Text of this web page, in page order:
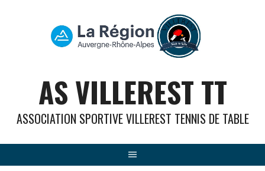
AS VILLEREST TT
ASSOCIATION SPORTIVE VILLEREST TENNIS DE TABLE